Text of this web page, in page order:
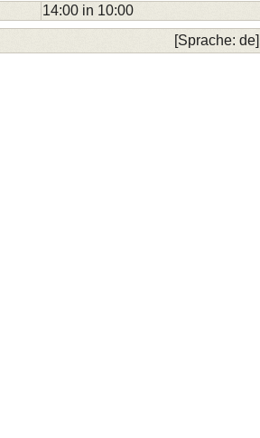
14:00 in 10:00
[Sprache: